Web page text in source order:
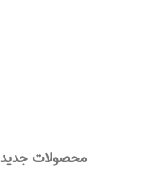
محصولات جدید